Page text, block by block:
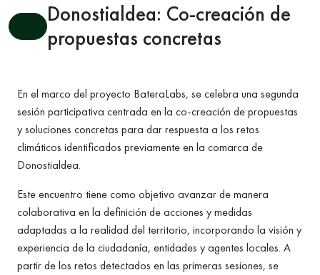
Donostialdea: Co-creación de
propuestas concretas
En el marco del proyecto BateraLabs, se celebra una segunda
sesión participativa centrada en la co-creación de propuestas
y soluciones concretas para dar respuesta a los retos
climáticos identificados previamente en la comarca de
Donostialdea.
Este encuentro tiene como objetivo avanzar de manera
colaborativa en la definición de acciones y medidas
adaptadas a la realidad del territorio, incorporando la visión y
experiencia de la ciudadanía, entidades y agentes locales. A
partir de los retos detectados en las primeras sesiones, se